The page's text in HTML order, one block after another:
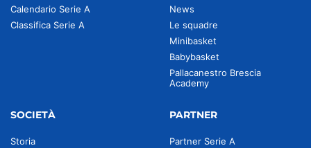
Calendario Serie A
Classifica Serie A
News
Le squadre
Minibasket
Babybasket
Pallacanestro Brescia
Academy
SOCIETÀ
Storia
PARTNER
Partner Serie A